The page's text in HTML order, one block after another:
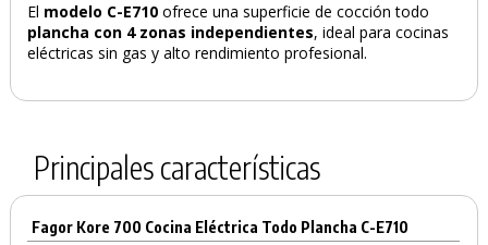
El modelo C-E710ofrece una superficie de cocción todo
plancha con 4 zonas independientes, ideal para cocinas
eléctricas sin gas y alto rendimiento profesional.
Principales características
Fagor Kore 700 Cocina Eléctrica Todo Plancha C-E710